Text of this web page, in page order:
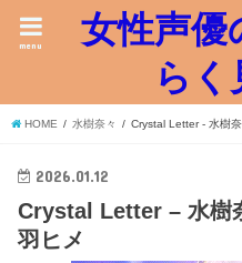
女性声優
らく
menu
HOME 水樹奈々 Crystal Letter - 水樹
2026.01.12
Crystal Letter – 水樹
羽ヒメ